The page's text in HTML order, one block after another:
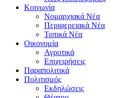
Κοινωνία
Νομαρχιακά Νέα
Περιφερειακά Νέα
Τοπικά Νέα
Οικονομία
Αγροτικά
Επιχειρήσεις
Παραπολιτικά
Πολιτισμός
Εκδηλώσεις